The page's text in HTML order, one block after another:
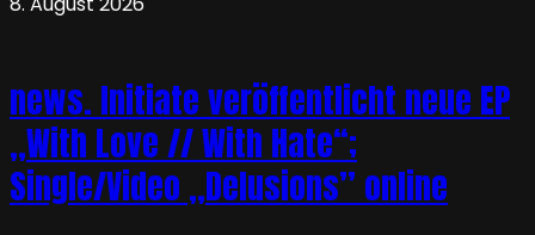
news. Initiate veröffentlicht neue EP
„With Love // With Hate“;
Single/Video „Delusions” online